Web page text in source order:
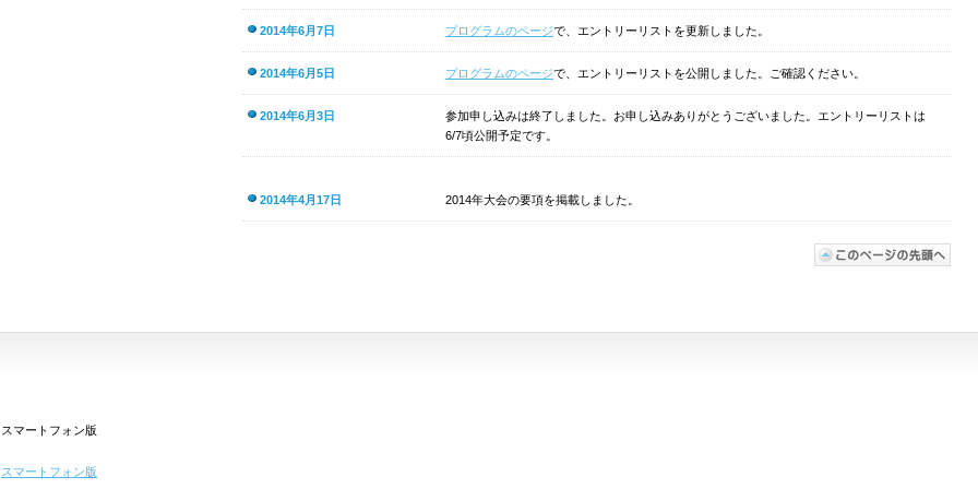
2014年6月7日 プログラムのページで、エントリーリストを更新しました。
2014年6月5日 プログラムのページで、エントリーリストを公開しました。ご確認ください。
2014年6月3日
参加申し込みは終了しました。お申し込みありがとうございました。エントリーリストは
6/7頃公開予定です。
2014年4月17日 2014年大会の要項を掲載しました。
スマートフォン版
スマートフォン版